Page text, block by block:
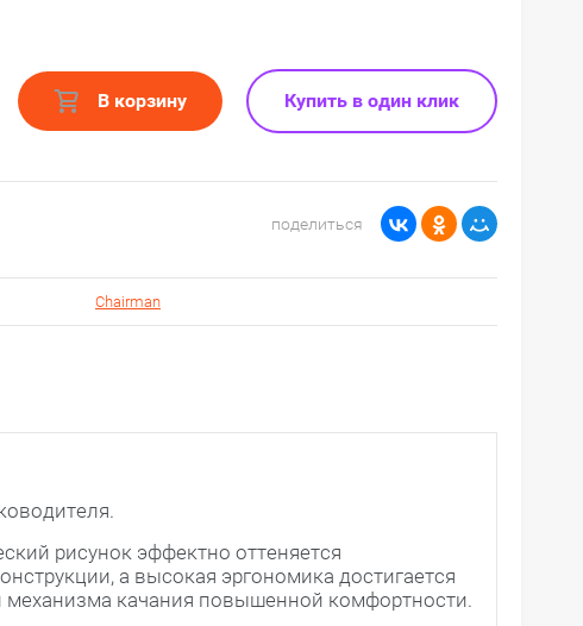
В корзину Купить в один клик
поделиться
Chairman
рисунок эффектно оттеняется
а высокая эргономика достигается
качания повышенной комфортности.